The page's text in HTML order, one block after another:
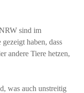
sind im
haben, dass
andere Tiere hetzen,
was auch unstreitig